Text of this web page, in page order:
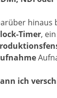
hinaus
Timer,
ich